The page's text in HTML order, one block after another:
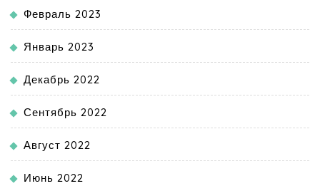
Февраль 2023
Январь 2023
Декабрь 2022
Сентябрь 2022
Август 2022
Июнь 2022